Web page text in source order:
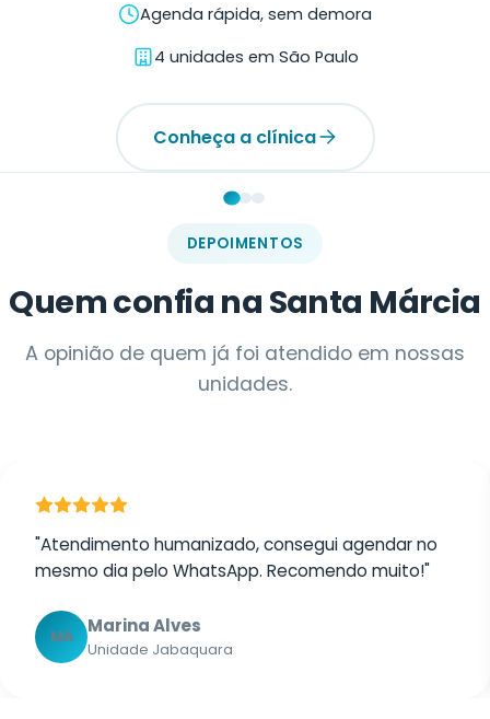
Agenda rápida, sem demora
4 unidades em São Paulo
Conheça a clínica
DEPOIMENTOS
Quem confia na Santa Márcia
A opinião de quem já foi atendido em nossas
unidades.
"Atendimento humanizado, consegui agendar no
mesmo dia pelo WhatsApp. Recomendo muito!"
MA Marina Alves
Unidade Jabaquara